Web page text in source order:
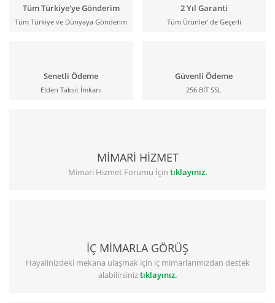
Tüm Türkiye'ye Gönderim
Tüm Türkiye ve Dünyaya Gönderim
2 Yıl Garanti
Tüm Ürünler' de Geçerli
Senetli Ödeme
Elden Taksit İmkanı
Güvenli Ödeme
256 BİT SSL
MİMARİ HİZMET
Mimari Hizmet Forumu İçin tıklayınız.
İÇ MİMARLA GÖRÜŞ
Hayalinizdeki mekana ulaşmak için iç mimarlarımızdan destek
alabilirsiniztıklayınız.